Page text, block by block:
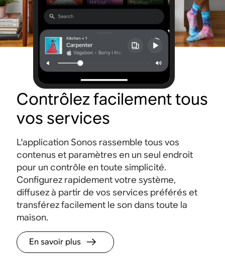
Contrôlez facilement tous
vos services
L'application Sonos rassemble tous vos
contenus et paramètres en un seul endroit
pour un contrôle en toute simplicité.
Configurez rapidement votre système,
diffusez à partir de vos services préférés et
transférez facilement le son dans toute la
maison.
En savoir plus